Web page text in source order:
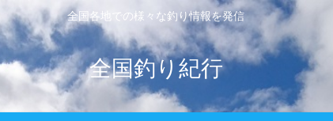
全国各地での様々な釣り情報を発信
全国釣り紀行